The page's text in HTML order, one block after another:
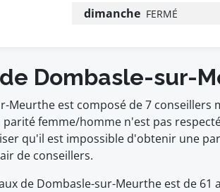
dimanche FERMÉ
Dombasle-sur-
Meurthe est composé de 7 conseillers
parité femme/homme n'est pas
qu'il est impossible d'obtenir une
de conseillers.
de Dombasle-sur-Meurthe est de 61